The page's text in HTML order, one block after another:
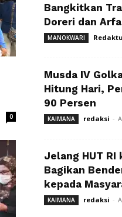
0
Bangkitkan
Doreri dan
MANOKWARI
Musda IV
Hitung Hari,
90 Persen
KAIMANA redaksi -
Jelang HUT RI
Bagikan
kepada
KAIMANA redaksi -